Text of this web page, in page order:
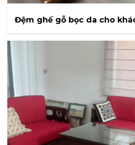
Đệm ghế gỗ bọc da cho